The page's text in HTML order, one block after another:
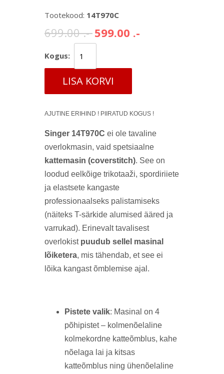
Tootekood: 14T970C
699.00 .-599.00 .-
Kogus:
LISA KORVI
AJUTINE ERIHIND ! PIIRATUD KOGUS !
Singer 14T970C ei ole tavaline
overlokmasin, vaid spetsiaalne
kattemasin (coverstitch). See on
loodud eelkõige trikotaaži, spordiriiete
ja elastsete kangaste
professionaalseks palistamiseks
(näiteks T-särkide alumised ääred ja
varrukad). Erinevalt tavalisest
overlokist puudub sellel masinal
lõiketera, mis tähendab, et see ei
lõika kangast õmblemise ajal.
Pistete valik: Masinal on 4
põhipistet – kolmenõelaline
kolmekordne katteõmblus, kahe
nõelaga lai ja kitsas
katteõmblus ning ühenõelaline